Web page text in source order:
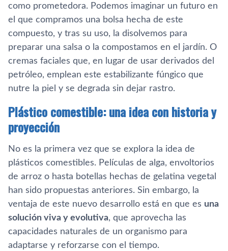
como prometedora. Podemos imaginar un futuro en
el que compramos una bolsa hecha de este
compuesto, y tras su uso, la disolvemos para
preparar una salsa o la compostamos en el jardín. O
cremas faciales que, en lugar de usar derivados del
petróleo, emplean este estabilizante fúngico que
nutre la piel y se degrada sin dejar rastro.
Plástico comestible: una idea con historia y
proyección
No es la primera vez que se explora la idea de
plásticos comestibles. Películas de alga, envoltorios
de arroz o hasta botellas hechas de gelatina vegetal
han sido propuestas anteriores. Sin embargo, la
ventaja de este nuevo desarrollo está en que es una
solución viva y evolutiva, que aprovecha las
capacidades naturales de un organismo para
adaptarse y reforzarse con el tiempo.